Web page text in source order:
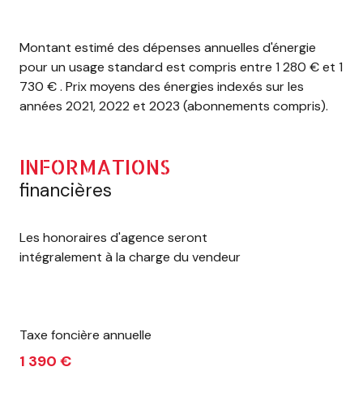
Montant estimé des dépenses annuelles d'énergie
pour un usage standard est compris entre 1 280 € et 1
730 € . Prix moyens des énergies indexés sur les
années 2021, 2022 et 2023 (abonnements compris).
INFORMATIONS
financières
Les honoraires d'agence seront
intégralement à la charge du vendeur
Taxe foncière annuelle
1 390 €